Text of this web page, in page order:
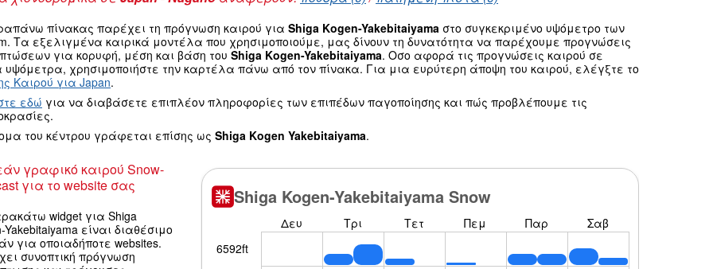
πίνακας παρέχει τη πρόγνωση καιρού για Shiga Kogen-Yakebitaiyama στο συγκεκριμένο υψόμετρο των
Τα εξελιγμένα καιρικά μοντέλα που χρησιμοποιούμε, μας δίνουν τη δυνατότητα να παρέχουμε προγνώσεις
για κορυφή, μέση και βάση του Shiga Kogen-Yakebitaiyama. Οσο αφορά τις προγνώσεις καιρού σε
χρησιμοποιήστε την καρτέλα πάνω από τον πίνακα. Για μια ευρύτερη άποψη του καιρού, ελέγξτε το
Καιρού για Japan.
εδώ για να διαβάσετε επιπλέον πληροφορίες των επιπέδων παγοποίησης και πώς προβλέπουμε τις
του κέντρου γράφεται επίσης ως Shiga Kogen Yakebitaiyama.
γραφικό καιρού Snow-
για το website σας
widget για Shiga
Yakebitaiyama είναι διαθέσιμο
για οποιαδήποτε websites.
συνοπτική πρόγνωση